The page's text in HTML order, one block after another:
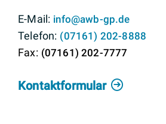
info@awb-gp.de
(071 61) 202-8888
(071 61) 202-7777
Kontaktformular